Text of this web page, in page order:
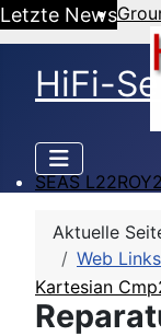
Letzte News
SEAS
Kartesian
HiFi-
Aktuelle
Web Links